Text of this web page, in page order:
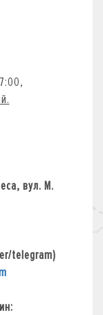
вул. М.
telegram)